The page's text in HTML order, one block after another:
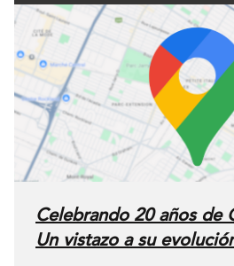
Celebrando 20 años de
Un vistazo a su